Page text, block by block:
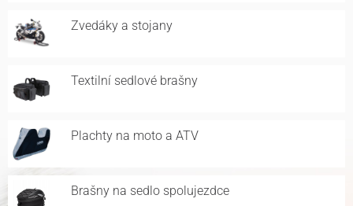
Zvedáky a stojany
Textilní sedlové brašny
Plachty na moto a ATV
Brašny na sedlo spolujezdce